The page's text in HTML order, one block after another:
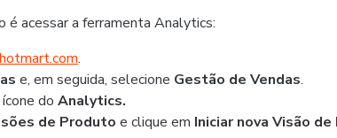
é acessar a ferramenta Analytics:
.
e, em seguida, selecione Gestão de Vendas.
do Analytics.
de Produto e clique em Iniciar nova Visão